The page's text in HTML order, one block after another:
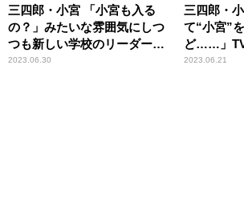
三四郎・小宮 「小宮も入る
の？」みたいな雰囲気にしつ
つも新しい学校のリーダーズ
との写真撮影に成功
2023.06.30
三四郎・
て“小宮”
ど……」
づかれず
2023.06.21